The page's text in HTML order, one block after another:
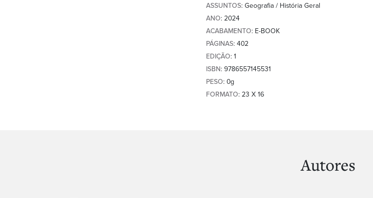
ASSUNTOS: Geografia / História Geral
ANO: 2024
ACABAMENTO: E-BOOK
PÁGINAS: 402
EDIÇÃO: 1
ISBN: 9786557145531
PESO: 0g
FORMATO: 23 X 16
Autores